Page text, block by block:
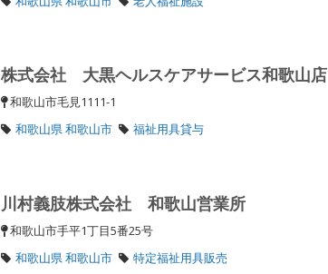
株式会社 大黒ヘルスケアサービス和歌山店
和歌山市毛見1111-1
和歌山県 和歌山市
福祉用具貸与
川村義肢株式会社 和歌山営業所
和歌山市手平1丁目5番25号
和歌山県 和歌山市
特定福祉用具販売